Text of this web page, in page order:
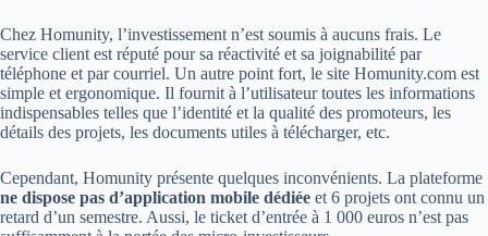
Chez Homunity, l’investissement n’est soumis à aucuns frais. Le
service client est réputé pour sa réactivité et sa joignabilité par
téléphone et par courriel. Un autre point fort, le site Homunity.com est
simple et ergonomique. Il fournit à l’utilisateur toutes les informations
indispensables telles que l’identité et la qualité des promoteurs, les
détails des projets, les documents utiles à télécharger, etc.
Cependant, Homunity présente quelques inconvénients. La plateforme
ne dispose pas d’application mobile dédiée et 6 projets ont connu un
retard d’un semestre. Aussi, le ticket d’entrée à 1 000 euros n’est pas